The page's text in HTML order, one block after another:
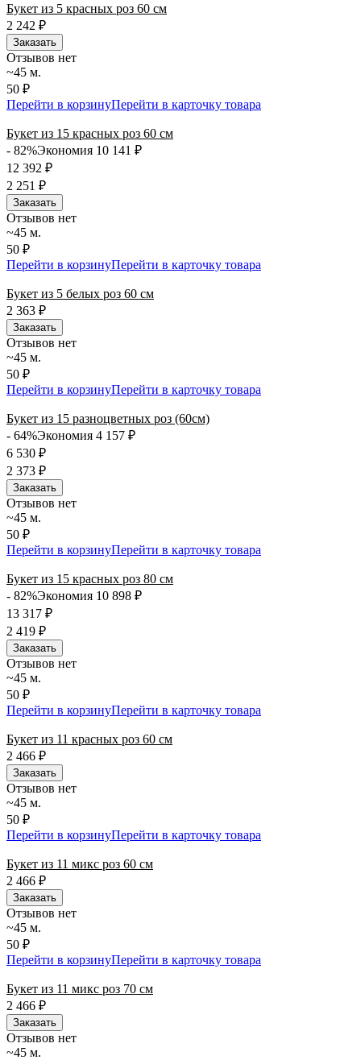
Букет из 5 красных роз 60 см
2 242 ₽
Заказать
Отзывов нет
~45 м.
50 ₽
Перейти в корзинуПерейти в карточку товара
Букет из 15 красных роз 60 см
- 82%Экономия 10 141 ₽
12 392 ₽
2 251 ₽
Заказать
Отзывов нет
~45 м.
50 ₽
Перейти в корзинуПерейти в карточку товара
Букет из 5 белых роз 60 см
2 363 ₽
Заказать
Отзывов нет
~45 м.
50 ₽
Перейти в корзинуПерейти в карточку товара
Букет из 15 разноцветных роз (60см)
- 64%Экономия 4 157 ₽
6 530 ₽
2 373 ₽
Заказать
Отзывов нет
~45 м.
50 ₽
Перейти в корзинуПерейти в карточку товара
Букет из 15 красных роз 80 см
- 82%Экономия 10 898 ₽
13 317 ₽
2 419 ₽
Заказать
Отзывов нет
~45 м.
50 ₽
Перейти в корзинуПерейти в карточку товара
Букет из 11 красных роз 60 см
2 466 ₽
Заказать
Отзывов нет
~45 м.
50 ₽
Перейти в корзинуПерейти в карточку товара
Букет из 11 микс роз 60 см
2 466 ₽
Заказать
Отзывов нет
~45 м.
50 ₽
Перейти в корзинуПерейти в карточку товара
Букет из 11 микс роз 70 см
2 466 ₽
Заказать
Отзывов нет
~45 м.